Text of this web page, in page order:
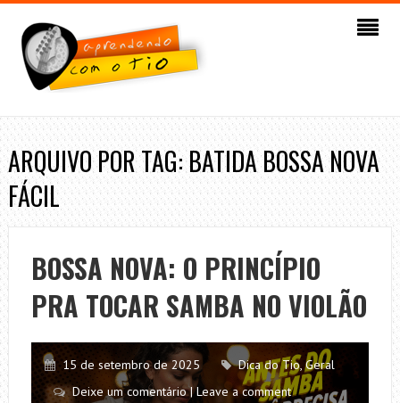
ARQUIVO POR TAG: BATIDA BOSSA NOVA
FÁCIL
BOSSA NOVA: O PRINCÍPIO
PRA TOCAR SAMBA NO VIOLÃO
15 de setembro de 2025 Dica do Tio,Geral
Deixe um comentário | Leave a comment